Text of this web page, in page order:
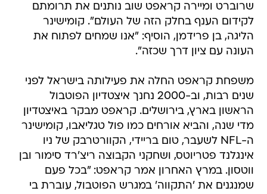
שרוברט ומיירה קראפט שוב נותנים את תרומתם
לקידום הענף בחלק הזה של העולם". קומישינר
הליגה, בן פרידמן, הוסיף: "אנו שמחים לפתוח את
העונה עם ציון דרך שכזה".
משפחת קראפט החלה את פעילותה בישראל לפני
שנים רבות, וב-2000 נחנך איצטדיון הפוטבול
הראשון בארץ, בירושלים. קראפט מבקר באיצטדיון
מדי שנה, והביא אורחים כמו פול טגליאבו, קומישינר
ה-NFL לשעבר, טום בריידי, הקוורטרבק של ניו
אינגלנד פטריוטס, ושחקני הקבוצה ריצ'רד סימור ובן
ווטסון. במרץ האחרון אמר קראפט: "בכל פעם
שמנגנים את 'התקווה' במגרש הפוטבול, עוברת בי